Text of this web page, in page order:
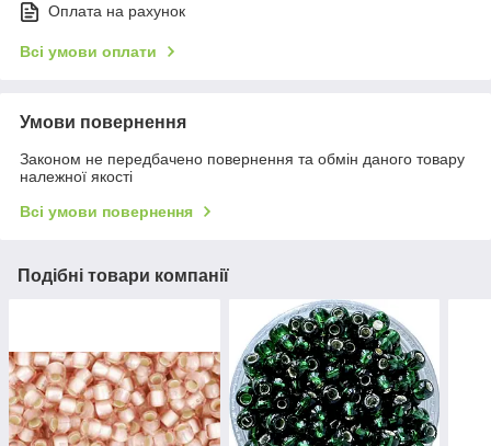
Оплата на рахунок
Всі умови оплати
Умови повернення
Законом не передбачено повернення та обмін даного товару
належної якості
Всі умови повернення
Подібні товари компанії